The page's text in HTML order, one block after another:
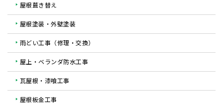
屋根葺き替え
屋根塗装・外壁塗装
雨どい工事（修理・交換）
屋上・ベランダ防水工事
瓦屋根・漆喰工事
屋根板金工事